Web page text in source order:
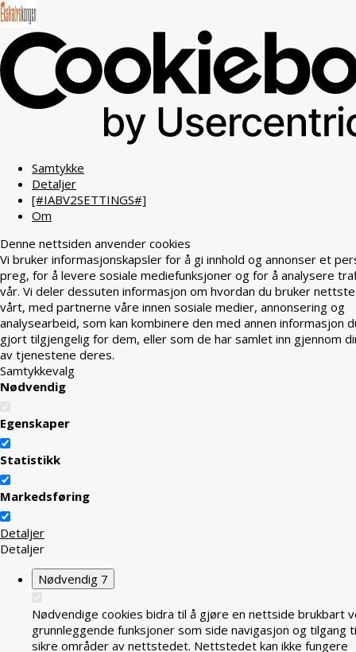
Samtykke
Detaljer
[#IABV2SETTINGS#]
Om
Denne nettsiden anvender cookies
Vi bruker informasjonskapsler for å gi innhold og annonser et
preg, for å levere sosiale mediefunksjoner og for å analysere
vår. Vi deler dessuten informasjon om hvordan du bruker
vårt, med partnerne våre innen sosiale medier, annonsering og
analysearbeid, som kan kombinere den med annen informasjon
gjort tilgjengelig for dem, eller som de har samlet inn gjennom
av tjenestene deres.
Samtykkevalg
Nødvendig
Egenskaper
Statistikk
Markedsføring
Detaljer
Detaljer
Nødvendig 7
Nødvendige cookies bidra til å gjøre en nettside brukbart
grunnleggende funksjoner som side navigasjon og tilgang
sikre områder av nettstedet. Nettstedet kan ikke fungere